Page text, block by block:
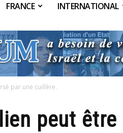
FRANCE INTERNATIONAL
par une cuillère.
peut